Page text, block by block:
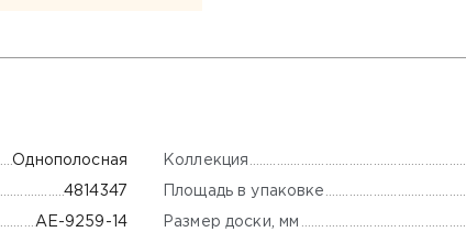
Однополосная
4814347
AE-9259-14
Коллекция
Площадь в упаковке
Размер доски, мм